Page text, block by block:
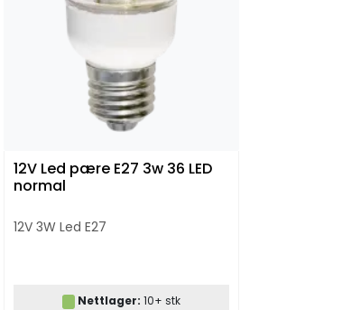
12V Led pære E27 3w 36 LED
normal
12V 3W Led E27
Nettlager: 10+ stk